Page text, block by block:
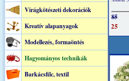
Virágkötészeti dekorációk
Kreatív alapanyagok
Modellezés, formaöntés
Hagyományos technikák
Barkácsfilc, textil